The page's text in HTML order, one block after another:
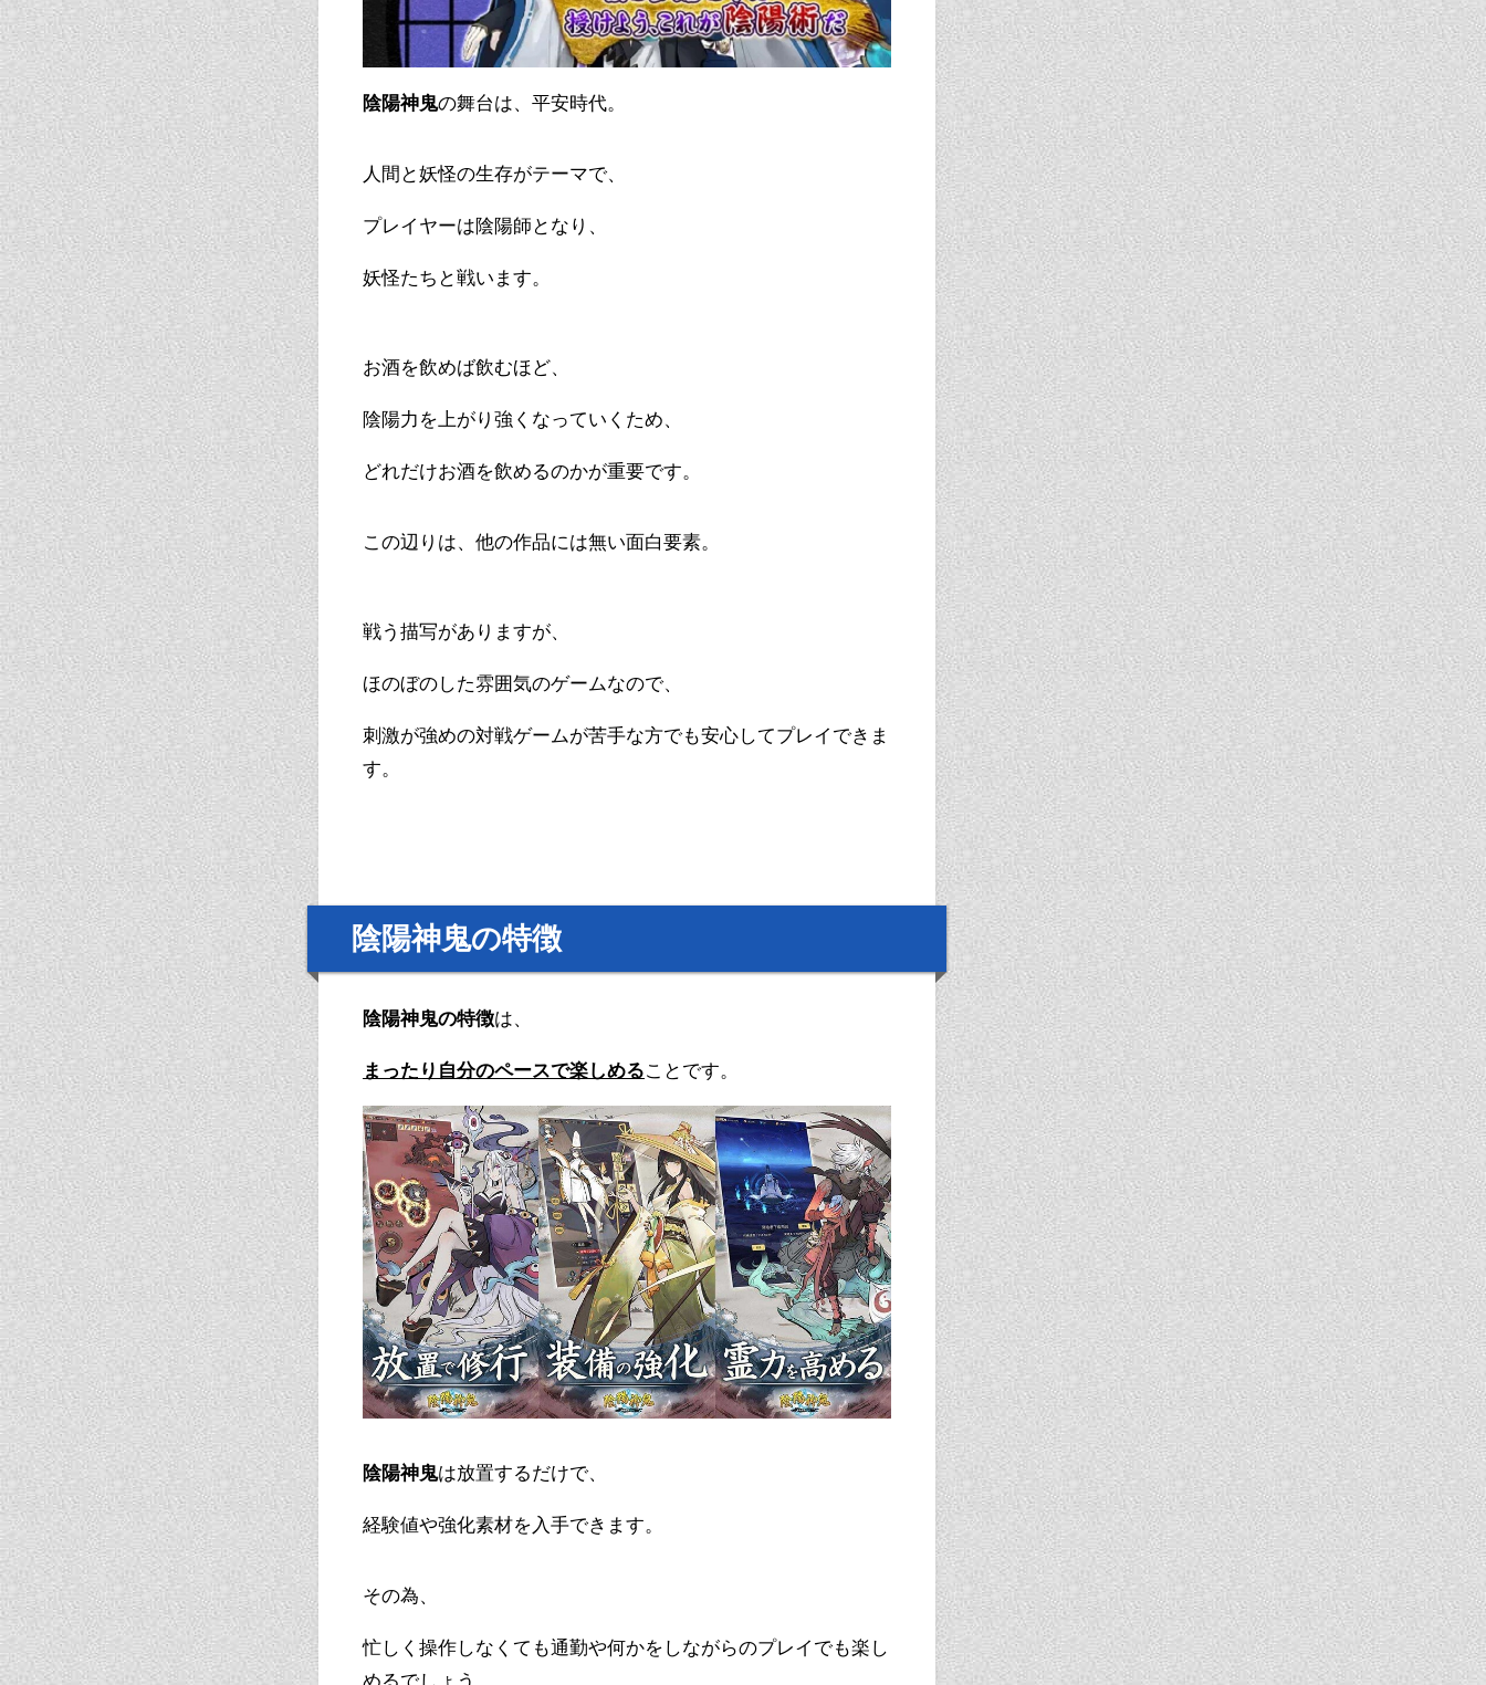
陰陽神鬼の舞台は、平安時代。
人間と妖怪の生存がテーマで、
プレイヤーは陰陽師となり、
妖怪たちと戦います。
お酒を飲めば飲むほど、
陰陽力を上がり強くなっていくため、
どれだけお酒を飲めるのかが重要です。
この辺りは、他の作品には無い面白要素。
戦う描写がありますが、
ほのぼのした雰囲気のゲームなので、
刺激が強めの対戦ゲームが苦手な方でも安心してプレイできま
す。
陰陽神鬼の特徴
陰陽神鬼の特徴は、
まったり自分のペースで楽しめる ことです。
陰陽神鬼は放置するだけで、
経験値や強化素材を入手できます。
その為、
忙しく操作しなくても通勤や何かをしながらのプレイでも楽し
めるでしょう。